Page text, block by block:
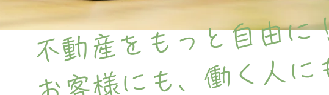
不動産をもっと自由に
お客様にも、働く人に